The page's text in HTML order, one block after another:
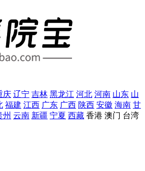
庆 辽宁 吉林 黑龙江 河北 河南 山东 山
福建 江西 广东 广西 陕西 安徽 海南 甘
州 云南 新疆 宁夏 西藏 香港 澳门 台湾